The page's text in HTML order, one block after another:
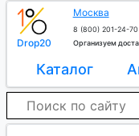
Drop20
Москва
8 (800) 201-24-70
Организуем
Каталог